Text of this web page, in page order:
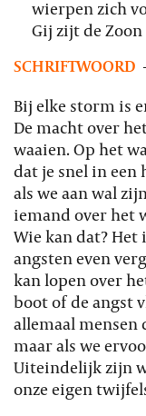
wierpen zich
Gij zijt de Zoon
SCHRIFTWOORD
Bij elke storm is
De macht over
waaien. Op het
dat je snel in een
als we aan wal
iemand over het
Wie kan dat?
angsten even
kan lopen over
boot of de angst
allemaal mensen
maar als we
Uiteindelijk zijn
onze eigen